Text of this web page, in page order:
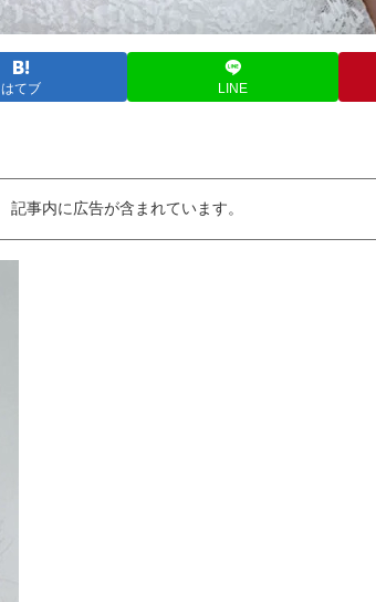
はてブ LINE
記事内に広告が含まれています。